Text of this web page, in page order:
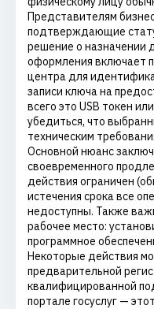
Представителям
подтверждающие
решение о назначении
оформления включает
центра для
записи ключа на
всего это USB токен
убедиться, что
техническим
Основной нюанс
своевременного
действия ограничен
истечения срока все
недоступны. Также
рабочее место:
программное
Некоторые действия
предварительной
квалифицированной
портале госуслуг —